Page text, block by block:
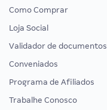
Como Comprar
Loja Social
Validador de documentos
Conveniados
Programa de Afiliados
Trabalhe Conosco